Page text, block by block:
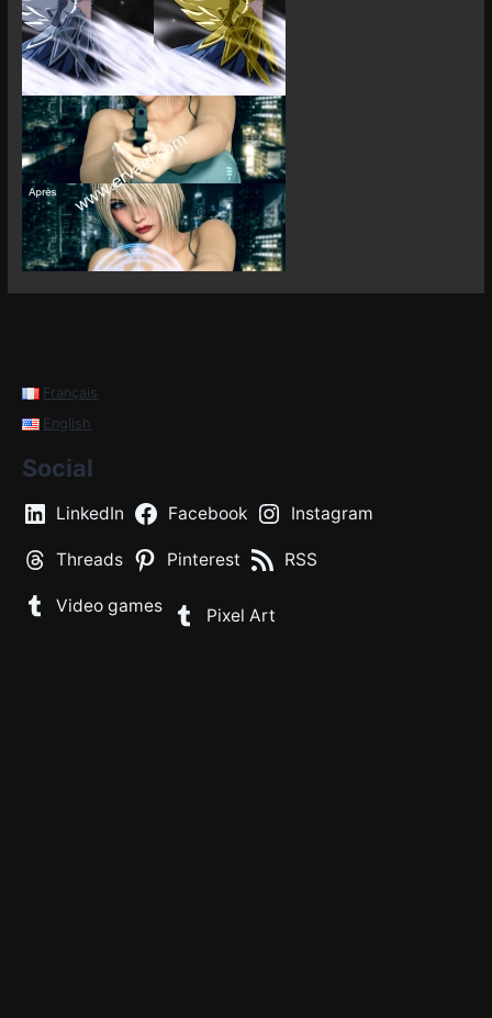
Français
English
Social
LinkedIn Facebook Instagram
Threads Pinterest RSS
Video games Pixel Art